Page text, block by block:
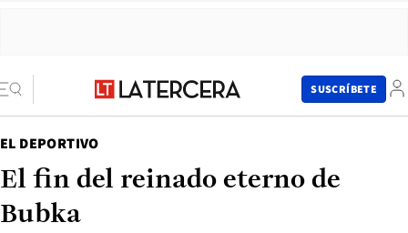
SUSCRÍBETE
EL DEPORTIVO
El fin del reinado eterno de
Bubka